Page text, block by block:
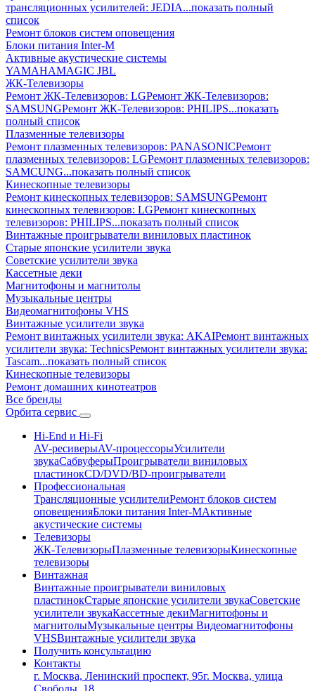
трансляционных усилителей: JEDIA...показать полный
список
Ремонт блоков систем оповещения
Блоки питания Inter-M
Активные акустические системы
YAMAHAMAGIC JBL
ЖК-Телевизоры
Ремонт ЖК-Телевизоров: LGРемонт ЖК-Телевизоров:
SAMSUNGРемонт ЖК-Телевизоров: PHILIPS...показать
полный список
Плазменные телевизоры
Ремонт плазменных телевизоров: PANASONICРемонт
плазменных телевизоров: LGРемонт плазменных телевизоров:
SAMCUNG...показать полный список
Кинескопные телевизоры
Ремонт кинескопных телевизоров: SAMSUNGРемонт
кинескопных телевизоров: LGРемонт кинескопных
телевизоров: PHILIPS...показать полный список
Винтажные проигрыватели виниловых пластинок
Старые японские усилители звука
Советские усилители звука
Кассетные деки
Магнитофоны и магнитолы
Музыкальные центры
Видеомагнитофоны VHS
Винтажные усилители звука
Ремонт винтажных усилители звука: AKAIРемонт винтажных
усилители звука: TechnicsРемонт винтажных усилители звука:
Tascam...показать полный список
Кинескопные телевизоры
Ремонт домашних кинотеатров
Все бренды
Орбита сервис
Hi-End и Hi-Fi
AV-ресиверыAV-процессорыУсилители
звукаСабвуферыПроигрыватели виниловых
пластинокCD/DVD/BD-проигрыватели
Профессиональная
Трансляционные усилителиРемонт блоков систем
оповещенияБлоки питания Inter-MАктивные
акустические системы
Телевизоры
ЖК-ТелевизорыПлазменные телевизорыКинескопные
телевизоры
Винтажная
Винтажные проигрыватели виниловых
пластинокСтарые японские усилители звукаСоветские
усилители звукаКассетные декиМагнитофоны и
магнитолыМузыкальные центры Видеомагнитофоны
VHSВинтажные усилители звука
Получить консультацию
Контакты
г. Москва, Ленинский проспект, 95г. Москва, улица
Свободы, 18